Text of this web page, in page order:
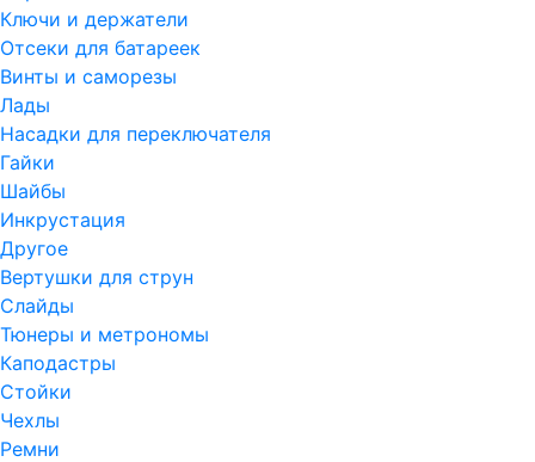
Ключи и держатели
Отсеки для батареек
Винты и саморезы
Лады
Насадки для переключателя
Гайки
Шайбы
Инкрустация
Другое
Вертушки для струн
Слайды
Тюнеры и метрономы
Каподастры
Стойки
Чехлы
Ремни